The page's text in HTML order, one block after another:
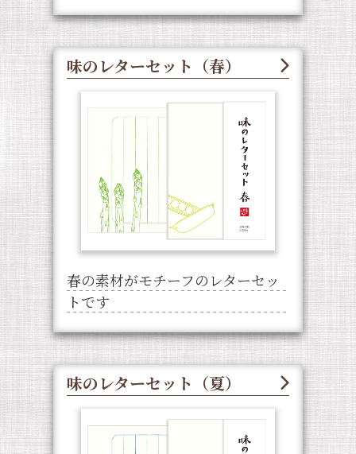
味のレターセット（春）
春の素材がモチーフのレターセッ
トです
味のレターセット（夏）